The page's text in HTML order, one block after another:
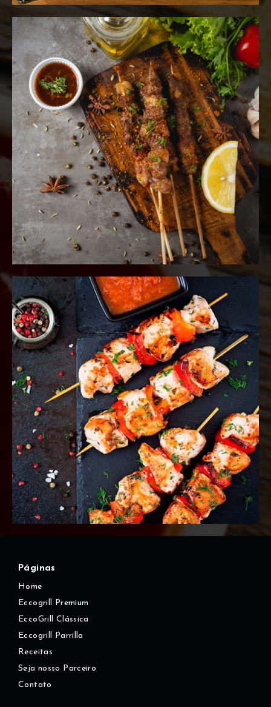
Páginas
Home
Eccogrill Premium
EccoGrill Clássica
Eccogrill Parrilla
Receitas
Seja nosso Parceiro
Contato